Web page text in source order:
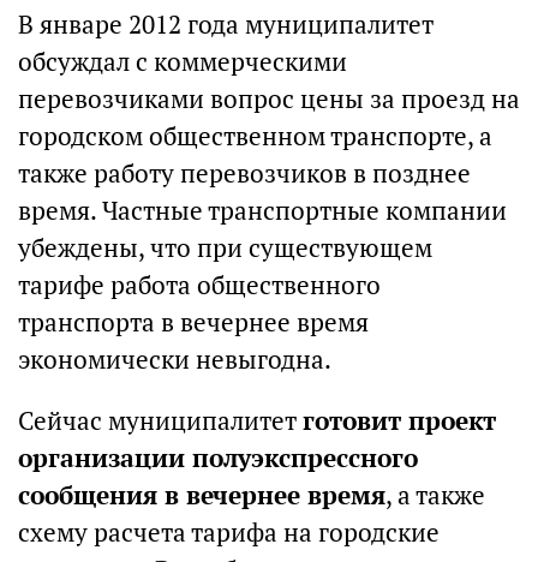
В январе 2012 года муниципалитет
обсуждал с коммерческими
перевозчиками вопрос цены за проезд на
городском общественном транспорте, а
также работу перевозчиков в позднее
время. Частные транспортные компании
убеждены, что при существующем
тарифе работа общественного
транспорта в вечернее время
экономически невыгодна.
Сейчас муниципалитетготовит проект
организации полуэкспрессного
сообщения в вечернее время, а также
схему расчета тарифа на городские